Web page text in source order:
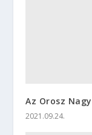
Az Orosz
2021.09.24.